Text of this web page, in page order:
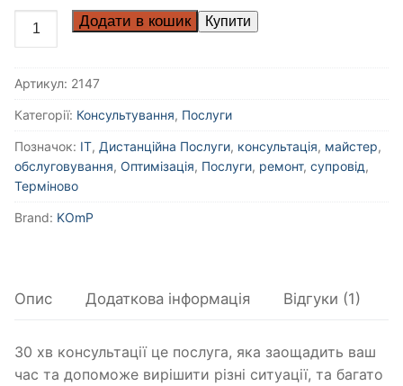
Додати в кошик
Артикул: 2147
Категорії: Консультування, Послуги
Позначок: IT, Дистанційна Послуги, консультація, майстер,
обслуговування, Оптимізація, Послуги, ремонт, супровід,
Терміново
Brand: KOmP
Опис Додаткова інформація Відгуки (1)
30 хв консультації це послуга, яка заощадить ваш
час та допоможе вирішити різні ситуації, та багато